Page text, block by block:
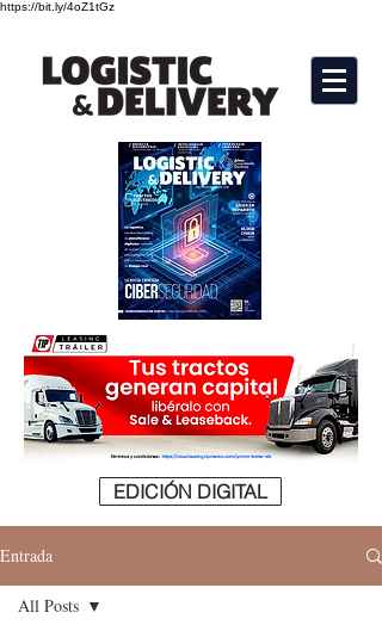
https://bit.ly/4oZ1tGz
EDICIÓN DIGITAL
Entrada
All Posts